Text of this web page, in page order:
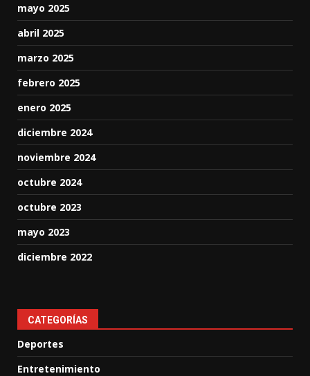
mayo 2025
abril 2025
marzo 2025
febrero 2025
enero 2025
diciembre 2024
noviembre 2024
octubre 2024
octubre 2023
mayo 2023
diciembre 2022
CATEGORÍAS
Deportes
Entretenimiento